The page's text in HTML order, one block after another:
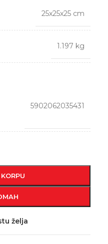
25x25x25 cm
1.197 kg
5902062035431
želja